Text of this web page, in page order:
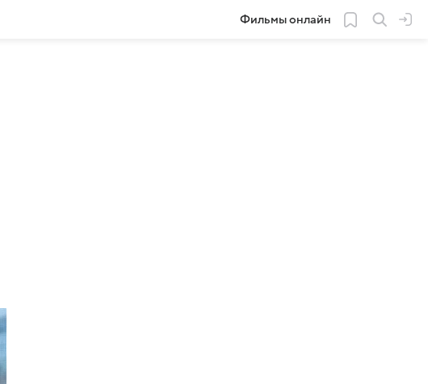
Фильмы онлайн